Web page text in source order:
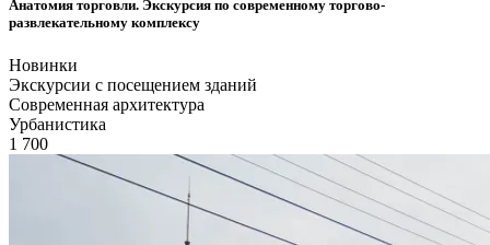
Анатомия торговли. Экскурсия по современному торгово-
развлекательному комплексу
Новинки
Экскурсии с посещением зданий
Современная архитектура
Урбанистика
1 700